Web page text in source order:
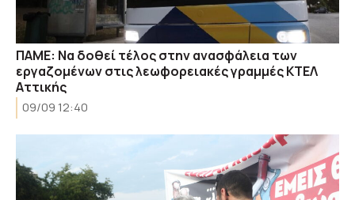
ΠΑΜΕ: Να δοθεί τέλος στην ανασφάλεια των
εργαζομένων στις λεωφορειακές γραμμές ΚΤΕΛ
Αττικής
09/09 12:40